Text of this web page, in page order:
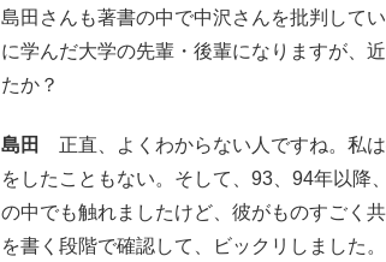
島田さんも著書の中で中沢さんを批判して
に学んだ大学の先輩・後輩になりますが、
たか？
島田
正直、よくわからない人ですね。私
をしたこともない。そして、93、94年以降
の中でも触れましたけど、彼がものすごく
を書く段階で確認して、ビックリしました